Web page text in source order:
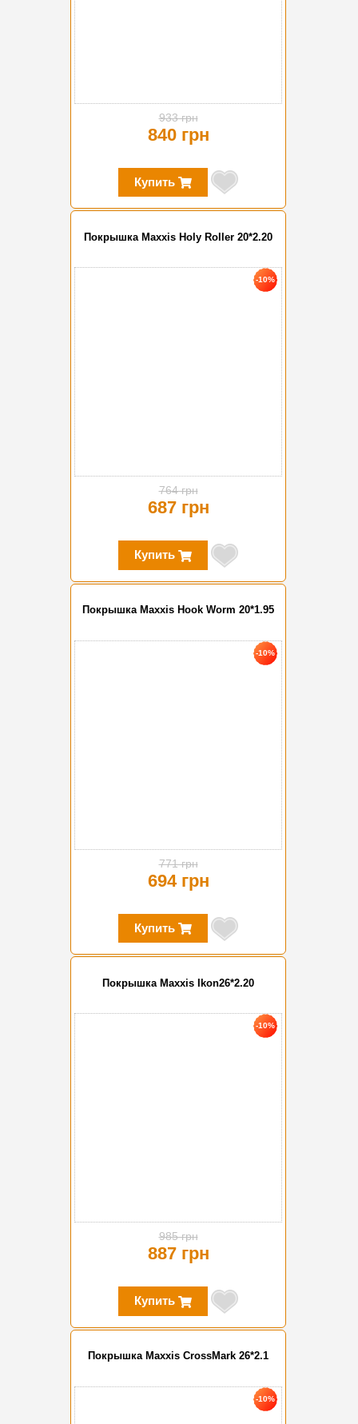
933 грн
840 грн
Купить
Покрышка Maxxis Holy Roller 20*2.20
-10%
764 грн
687 грн
Купить
Покрышка Maxxis Hook Worm 20*1.95
-10%
771 грн
694 грн
Купить
Покрышка Maxxis Ikon26*2.20
-10%
985 грн
887 грн
Купить
Покрышка Maxxis СrossMark 26*2.1
-10%